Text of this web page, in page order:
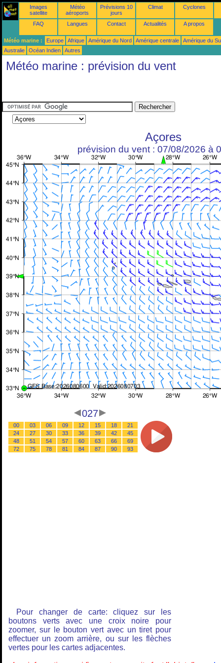
Images
satellite
Météo
aéroports
Prévisions 10
jours
Climat Cyclones
FAQ Langues Contact Actualités A propos
Météo marine : Europe Afrique Amérique du Nord Amérique centrale
Amérique du
Australie
Océan Indien Autres
Météo marine : prévision du vent
Açores
prévision du vent : 07/08/2026 à
027
00 03 06 09 12 15 18
21
24
27 30 33 36 39 42
45
48
51 54 57 60 63 66
69
72
75 78 81 84 87 90 93
Pour changer de carte: cliquez sur les
boutons verts avec une croix noire pour
zoomer, sur le bouton vert avec un tiret pour
effectuer un zoom arrière, ou sur les flèches
vertes pour les cartes adjacentes.